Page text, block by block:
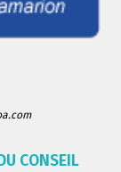
CONSEIL